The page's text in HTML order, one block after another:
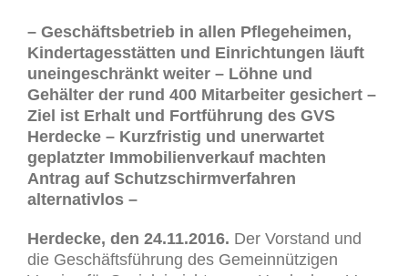
– Geschäftsbetrieb in allen Pflegeheimen,
Kindertagesstätten und Einrichtungen läuft
uneingeschränkt weiter – Löhne und
Gehälter der rund 400 Mitarbeiter gesichert –
Ziel ist Erhalt und Fortführung des GVS
Herdecke – Kurzfristig und unerwartet
geplatzter Immobilienverkauf machten
Antrag auf Schutzschirmverfahren
alternativlos –
Herdecke, den 24.11.2016. Der Vorstand und
die Geschäftsführung des Gemeinnützigen